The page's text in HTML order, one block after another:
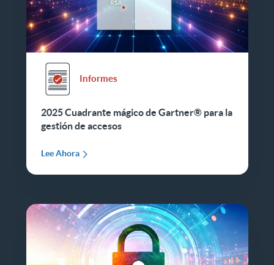
Informes
2025 Cuadrante mágico de Gartner® para la
gestión de accesos
Lee Ahora